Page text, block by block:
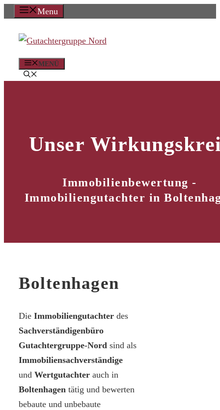
Zum
springen
Menu
MENÜ
Unser
Immobilienbewertung -
Immobiliengutachter in
Boltenhagen
Die Immobiliengutachter des
Sachverständigenbüro
Gutachtergruppe-Nord sind als
Immobiliensachverständige
und Wertgutachter auch in
Boltenhagen tätig und bewerten
bebaute und unbebaute